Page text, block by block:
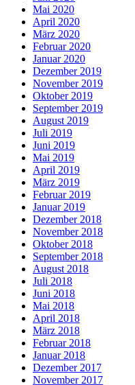
Mai 2020
April 2020
März 2020
Februar 2020
Januar 2020
Dezember 2019
November 2019
Oktober 2019
September 2019
August 2019
Juli 2019
Juni 2019
Mai 2019
April 2019
März 2019
Februar 2019
Januar 2019
Dezember 2018
November 2018
Oktober 2018
September 2018
August 2018
Juli 2018
Juni 2018
Mai 2018
April 2018
März 2018
Februar 2018
Januar 2018
Dezember 2017
November 2017